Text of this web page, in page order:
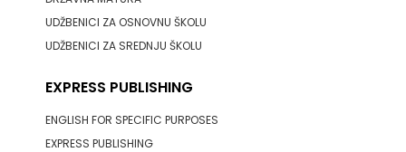
IZDAVAŠTVO
KRŠĆANSKA
SADAŠNJOST
KYRIOS
UDŽBENICI ZA OSNOVNU ŠKOLU
UDŽBENICI ZA SREDNJU ŠKOLU
EXPRESS PUBLISHING
ENGLISH FOR SPECIFIC PURPOSES
EXPRESS PUBLISHING